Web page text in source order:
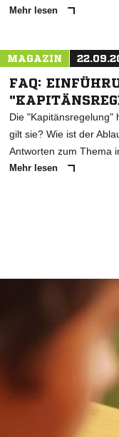
Mehr lesen
MAGAZIN
FAQ:
Die "Kapitänsregelung"
gilt sie? Wie ist der
Antworten zum Thema
Mehr lesen